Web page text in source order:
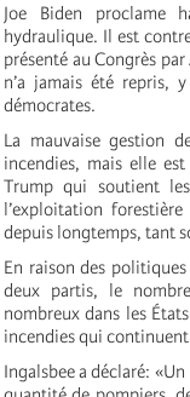
Joe Biden proclame
hydraulique. Il est
présenté au Congrès
n’a jamais été repris,
démocrates.
La mauvaise gestion
incendies, mais elle
Trump qui soutient
l’exploitation
depuis longtemps, tant
En raison des
deux partis, le
nombreux dans les
incendies qui continuent
Ingalsbee a déclaré: